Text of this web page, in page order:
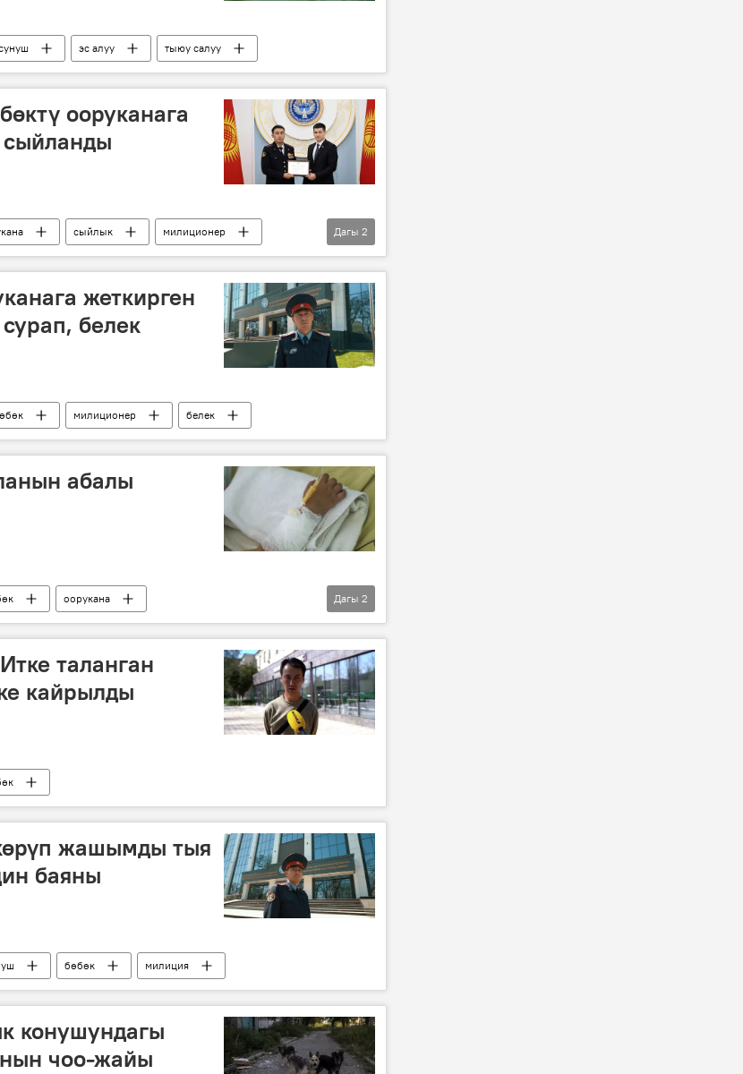
эс алуу тыюу салуу
ооруканага
сыйлык
милиционер
Дагы 2
жеткирген
белек
милиционер белек
абалы
оорукана
Дагы 2
таланган
кайрылды
жашымды тыя
баяны
бөбөк милиция
конушундагы
чоо-жайы